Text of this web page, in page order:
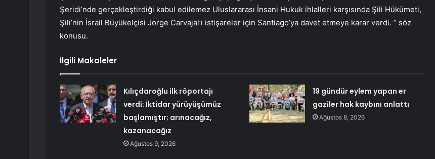
Şeridi’nde gerçekleştirdiği kabul edilemez Uluslararası İnsani Hukuk ihlalleri karşısında Şili Hükümeti,
Şili’nin İsrail Büyükelçisi Jorge Carvajal’ı istişareler için Santiago’ya davet etmeye karar verdi. ” söz
konusu.
İlgili Makaleler
Kılıçdaroğlu ilk röportajı
verdi: İktidar yürüyüşümüz
başlamıştır; arınacağız,
kazanacağız
Ağustos 9, 2026
19 gündür eylem yapan er
gaziler hak kaybını anlattı
Ağustos 8, 2026